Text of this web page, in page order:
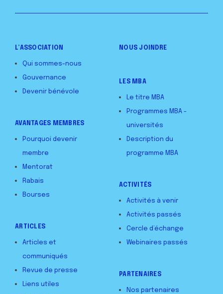
L’ASSOCIATION
Qui sommes-nous
Gouvernance
Devenir bénévole
AVANTAGES MEMBRES
Pourquoi devenir
membre
Mentorat
Rabais
Bourses
ARTICLES
Articles et
communiqués
Revue de presse
Liens utiles
NOUS JOINDRE
LES MBA
Le titre MBA
Programmes MBA -
universités
Description du
programme MBA
ACTIVITÉS
Activités à venir
Activités passés
Cercle d’échange
Webinaires passés
PARTENAIRES
Nos partenaires